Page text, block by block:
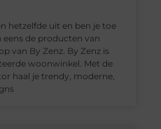
hetzelfde uit en ben je toe
eens de producten van
van By Zenz. By Zenz is
woonwinkel. Met de
haal je trendy, moderne,